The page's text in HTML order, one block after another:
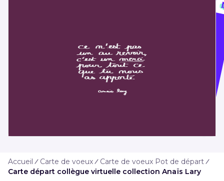
Accueil Carte de voeux
Carte de voeux Pot de départ
Carte départ collègue virtuelle collection Anaïs Lary